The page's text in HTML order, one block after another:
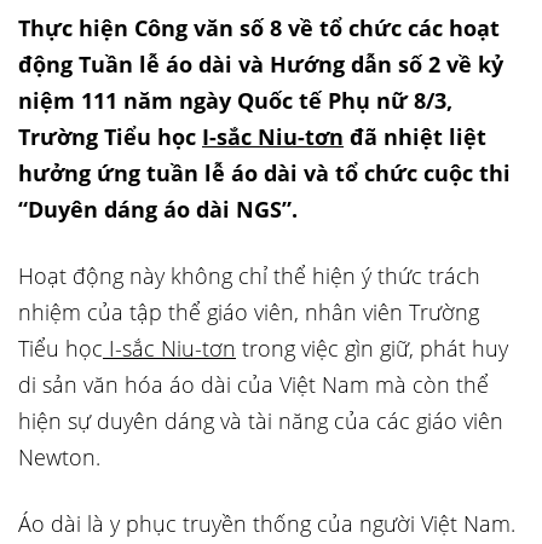
Thực hiện Công văn số 8 về tổ chức các hoạt
động Tuần lễ áo dài và Hướng dẫn số 2 về kỷ
niệm 111 năm ngày Quốc tế Phụ nữ 8/3,
Trường Tiểu học I-sắc Niu-tơn đã nhiệt liệt
hưởng ứng tuần lễ áo dài và tổ chức cuộc thi
“Duyên dáng áo dài NGS”.
Hoạt động này không chỉ thể hiện ý thức trách
nhiệm của tập thể giáo viên, nhân viên Trường
Tiểu học I-sắc Niu-tơn trong việc gìn giữ, phát huy
di sản văn hóa áo dài của Việt Nam mà còn thể
hiện sự duyên dáng và tài năng của các giáo viên
Newton.
Áo dài là y phục truyền thống của người Việt Nam.